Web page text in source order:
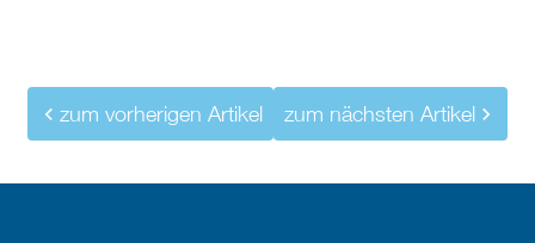
zum vorherigen Artikel zum nächsten Artikel